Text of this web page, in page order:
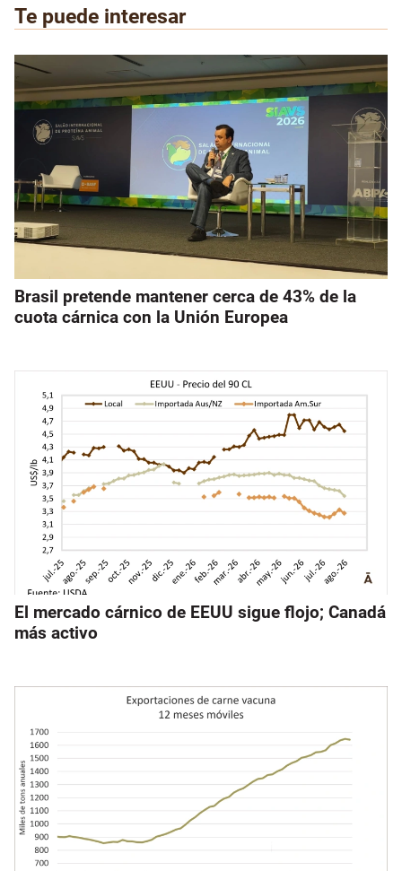
Te puede interesar
Brasil pretende mantener cerca de 43% de la
cuota cárnica con la Unión Europea
El mercado cárnico de EEUU sigue flojo; Canadá
más activo